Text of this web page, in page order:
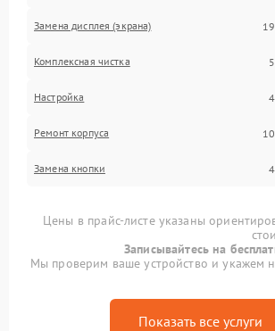
Замена дисплея (экрана)
Комплексная чистка
Настройка
Ремонт корпуса
Замена кнопки
Цены в прайс-листе указаны
Записывайтесь на
Мы проверим ваше устройство и укажем
Показать все услуги